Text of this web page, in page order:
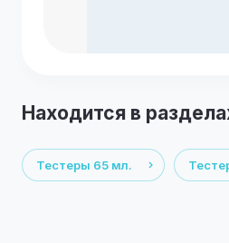
Находится в
Тестеры 65 мл.